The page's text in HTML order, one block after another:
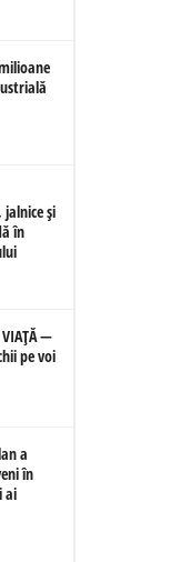
și
în
VIAȚĂ —
pe voi
a
în
ai